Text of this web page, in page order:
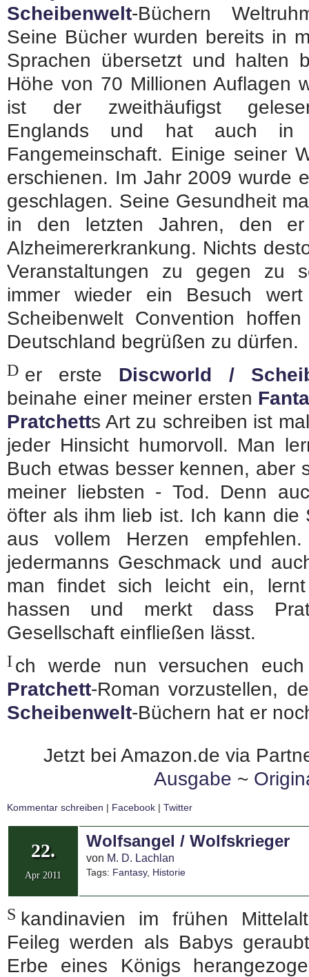
Scheibenwelt-Büchern
Seine Bücher wurden bereits in
Sprachen übersetzt und halten
Höhe von 70 Millionen Auflagen
ist der zweithäufigst
Englands und hat auch in
Fangemeinschaft. Einige seiner
erschienen. Im Jahr 2009 wurde
geschlagen. Seine Gesundheit
in den letzten Jahren, den
Alzheimererkrankung. Nichts
Veranstaltungen zu gegen zu
immer wieder ein Besuch
Scheibenwelt Convention
Deutschland begrüßen zu dürfen.
D er erste Discworld /
beinahe einer meiner ersten
Pratchetts Art zu schreiben ist
jeder Hinsicht humorvoll. Man
Buch etwas besser kennen, aber
meiner liebsten - Tod. Denn
öfter als ihm lieb ist. Ich kann die
aus vollem Herzen
jedermanns Geschmack und
man findet sich leicht ein,
hassen und merkt dass
Gesellschaft einfließen lässt.
I ch werde nun versuchen
Pratchett-Roman vorzustellen,
Scheibenwelt-Büchern hat er
Jetzt bei Amazon.de via
Ausgabe ~
Kommentar schreiben | Facebook | Twitter
22.
Apr 2011
Wolfsangel / Wolfskrieger
von M. D. Lachlan
Tags: Fantasy, Historie
S kandinavien im frühen
Feileg werden als Babys
Erbe eines Königs